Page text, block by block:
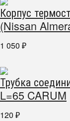
Корпус
(Nissan
1 050 ₽
Трубка
L=65 CARUM
120 ₽